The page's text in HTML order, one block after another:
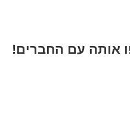
אותה עם החברים!